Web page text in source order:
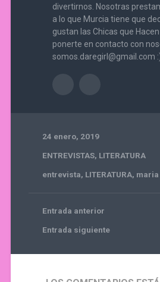
divertirnos. Nosotras
a lo que Murcia tiene que
gustan las Chicas que
ponerte en contacto con
somos.daregirl@gmail.com
24 enero, 2019
ENTREVISTAS, LITERATURA
entrevista, LITERATURA,
Entrada anterior
Entrada siguiente